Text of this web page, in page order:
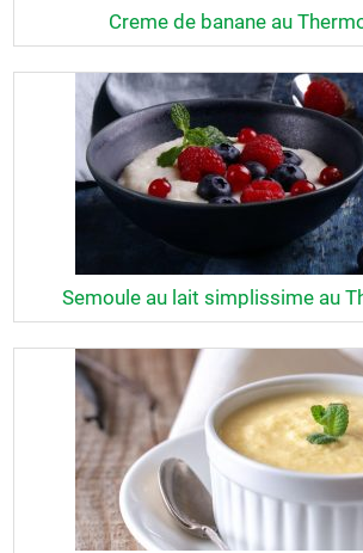
Creme de banane au
Semoule au lait simplissime au